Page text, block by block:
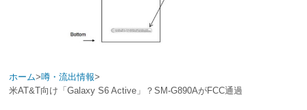
ホーム>噂・流出情報>
米AT&T向け「Galaxy S6 Active」？SM-G890AがFCC通過